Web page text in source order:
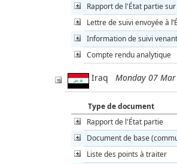
Rapport de l'État partie
Lettre de suivi envoyée à
Information de suivi
Compte rendu analytique
Iraq Monday 07
Type de document
Rapport de l'État partie
Document de base
Liste des points à traiter